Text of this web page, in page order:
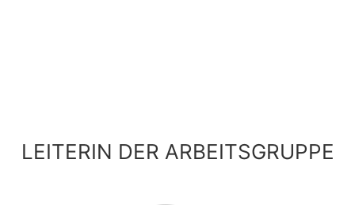
LEITERIN DER ARBEITSGRUPPE